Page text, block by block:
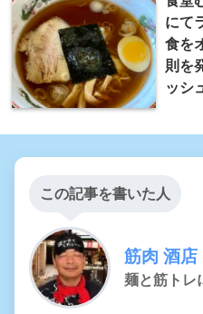
にて
食を
則を
ッシ
この記事を書いた人
筋肉 酒店
麺と筋トレ